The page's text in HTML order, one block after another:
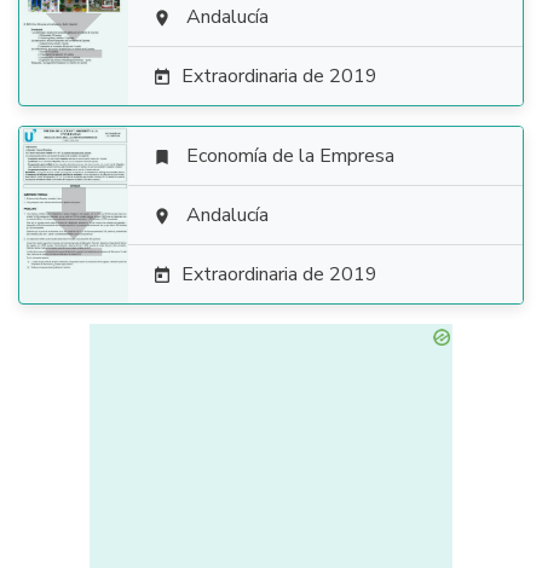
  Andalucía
 Extraordinaria de 2019

 Economía de la Empresa
 Andalucía
 Extraordinaria de 2019